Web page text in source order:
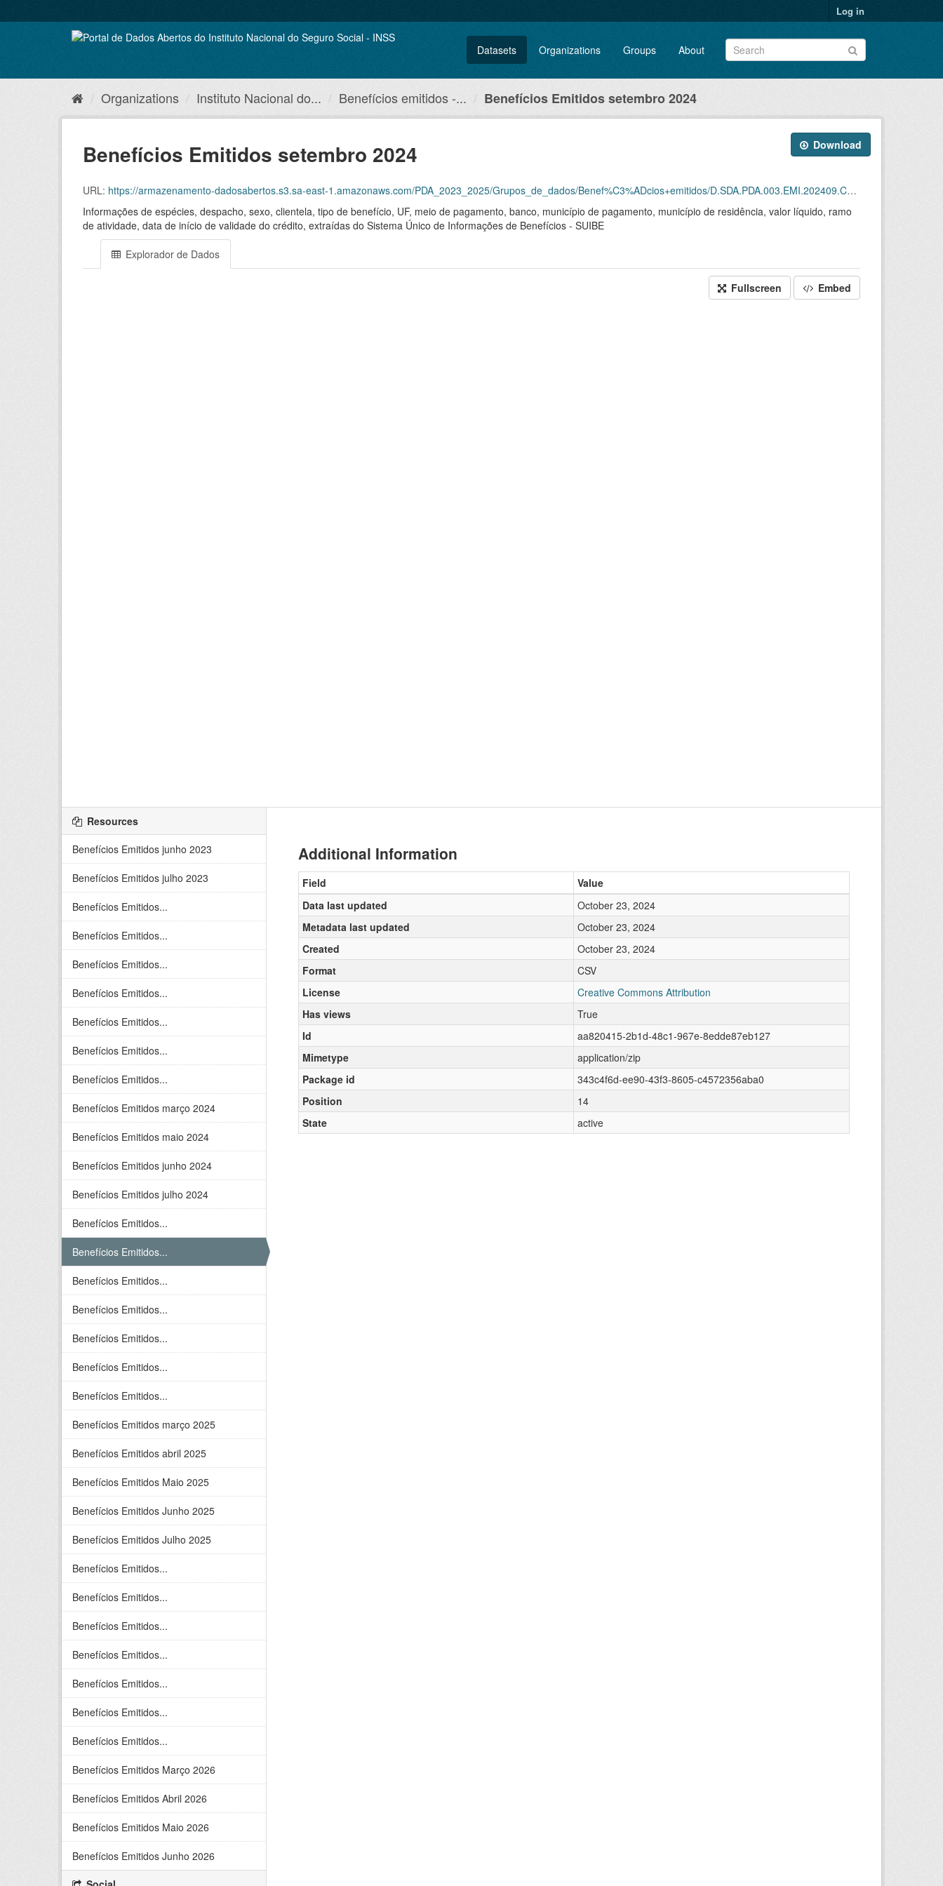
to
Log in
Datasets Organizations Groups About
Organizations Instituto Nacional do... Benefícios emitidos -... Benefícios Emitidos setembro 2024
Download
Benefícios Emitidos setembro 2024
URL: https://armazenamento-dadosabertos.s3.sa-east-1.amazonaws.com/PDA_2023_2025/Grupos_de_dados/Benef%C3%ADcios+emitidos/D.SDA.PDA.003.EMI.202409.CSV.ZIP
Informações de espécies, despacho, sexo, clientela, tipo de benefício, UF, meio de pagamento, banco, município de pagamento, município de residência, valor líquido, ramo
de atividade, data de início de validade do crédito, extraídas do Sistema Único de Informações de Benefícios - SUIBE
Explorador de Dados
Fullscreen Embed
Resources
Benefícios Emitidos junho 2023
Benefícios Emitidos julho 2023
Benefícios Emitidos...
Benefícios Emitidos...
Benefícios Emitidos...
Benefícios Emitidos...
Benefícios Emitidos...
Benefícios Emitidos...
Benefícios Emitidos...
Benefícios Emitidos março 2024
Benefícios Emitidos maio 2024
Benefícios Emitidos junho 2024
Benefícios Emitidos julho 2024
Benefícios Emitidos...
Benefícios Emitidos...
Benefícios Emitidos...
Benefícios Emitidos...
Benefícios Emitidos...
Benefícios Emitidos...
Benefícios Emitidos...
Benefícios Emitidos março 2025
Benefícios Emitidos abril 2025
Benefícios Emitidos Maio 2025
Benefícios Emitidos Junho 2025
Benefícios Emitidos Julho 2025
Benefícios Emitidos...
Benefícios Emitidos...
Benefícios Emitidos...
Benefícios Emitidos...
Benefícios Emitidos...
Benefícios Emitidos...
Benefícios Emitidos...
Benefícios Emitidos Março 2026
Benefícios Emitidos Abril 2026
Benefícios Emitidos Maio 2026
Benefícios Emitidos Junho 2026
Additional Information
Field
Value
Data last updated
October 23, 2024
Metadata last updated
October 23, 2024
Created
October 23, 2024
Format
CSV
License
Creative Commons Attribution
Has views
True
Id
aa820415-2b1d-48c1-967e-8edde87eb127
Mimetype
application/zip
Package id
343c4f6d-ee90-43f3-8605-c4572356aba0
Position
14
State
active